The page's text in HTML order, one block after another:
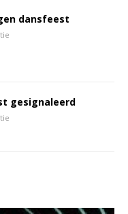
dansfeest
gesignaleerd